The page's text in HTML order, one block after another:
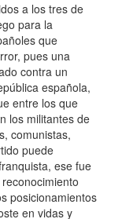
a los tres de
para la
que
pues una
contra un
española,
entre los que
los militantes de
comunistas,
puede
ese fue
posicionamientos
en vidas y